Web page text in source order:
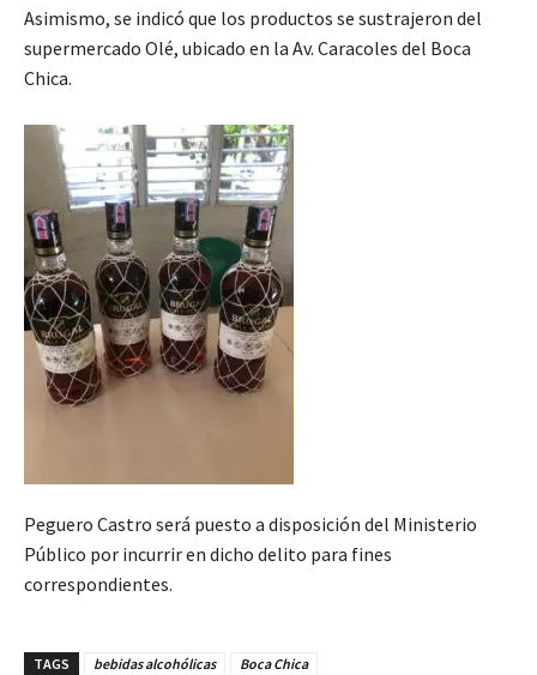
Asimismo, se indicó que los productos se sustrajeron del
supermercado Olé, ubicado en la Av. Caracoles del Boca
Chica.
Peguero Castro será puesto a disposición del Ministerio
Público por incurrir en dicho delito para fines
correspondientes.
TAGS bebidas alcohólicas Boca Chica